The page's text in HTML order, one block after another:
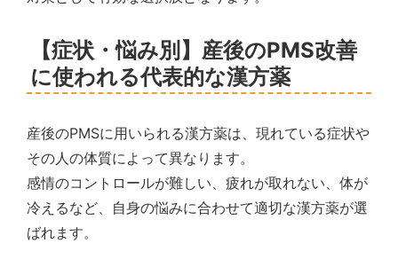
【症状・悩み別】産後のPMS改善
に使われる代表的な漢方薬
産後のPMSに用いられる漢方薬は、現れている症状や
その人の体質によって異なります。
感情のコントロールが難しい、疲れが取れない、体が
冷えるなど、自身の悩みに合わせて適切な漢方薬が選
ばれます。